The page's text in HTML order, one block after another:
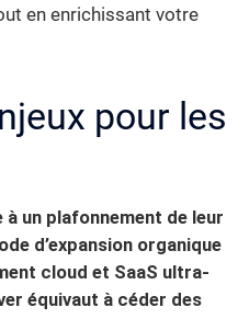
en enrichissant votre
pour les
un plafonnement de leur
d’expansion organique
cloud et SaaS ultra-
équivaut à céder des